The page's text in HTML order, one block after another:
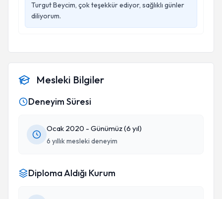
Turgut Beycim, çok teşekkür ediyor, sağlıklı günler
diliyorum.
Mesleki Bilgiler
Deneyim Süresi
Ocak 2020 - Günümüz (6 yıl)
6 yıllık mesleki deneyim
Diploma Aldığı Kurum